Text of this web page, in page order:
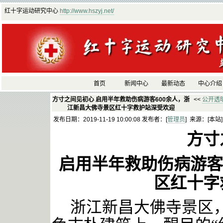
红十字运动研究中心 http://www.hszyj.net/
首页 新闻中心 最新动态 中心介绍
方寸之间见初心 启用半年救助伤病游客600余人，浙
江新昌大佛寺景区红十字救护站深受欢迎
<< 公开透
发布日期：2019-11-19 10:00:08 发布者：[管理员] 来源：[本站
方
启用半年救助伤病游客
区红十
浙江新昌大佛寺景区